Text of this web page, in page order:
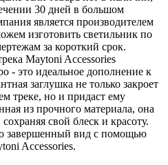
30 дней в большом
является производителем
изготовить светильник по
за короткий срок.
Maytoni Accessories
- это идеальное дополнение к
заглушка не только закроет
треке, но и придаст ему
из прочного материала, она
свой блеск и красоту.
завершенный вид с помощью
Accessories.